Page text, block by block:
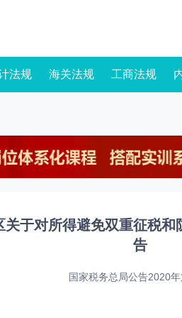
法规 海关法规 工商法规
于对所得避免双重征税
告
国家税务总局公告2020